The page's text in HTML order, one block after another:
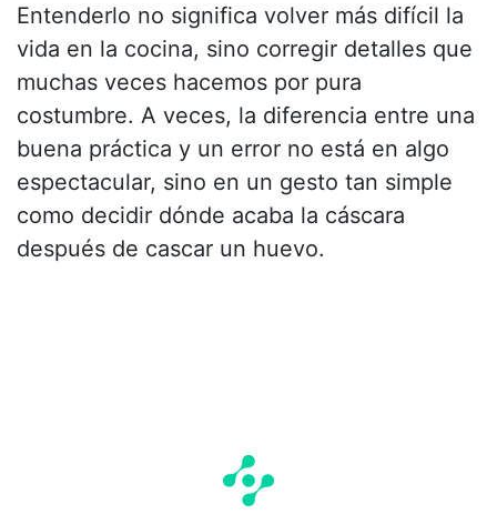
Entenderlo no significa volver más difícil la
vida en la cocina, sino corregir detalles que
muchas veces hacemos por pura
costumbre. A veces, la diferencia entre una
buena práctica y un error no está en algo
espectacular, sino en un gesto tan simple
como decidir dónde acaba la cáscara
después de cascar un huevo.